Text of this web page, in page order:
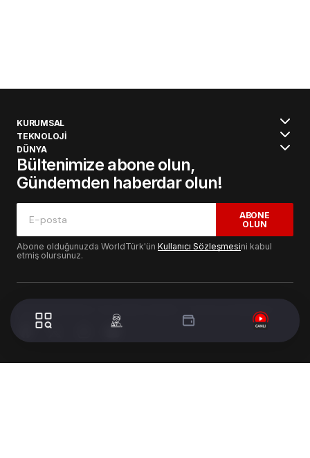
KURUMSAL
TEKNOLOJİ
DÜNYA
Bültenimize abone olun,
Gündemden haberdar olun!
ABONE
OLUN
Abone olduğunuzda WorldTürk'ün Kullanıcı Sözleşmesini kabul
etmiş olursunuz.
© 2024 WorldTurk. Tüm Hakları Saklıdır. - Tasarım & Geliştirme :
Volion's